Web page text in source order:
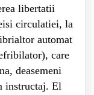
libertatii
circulatiei, la
automat
care
deasemeni
instructaj. El